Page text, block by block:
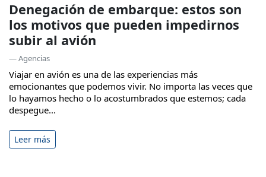
Denegación de embarque: estos son
los motivos que pueden impedirnos
subir al avión
— Agencias
Viajar en avión es una de las experiencias más
emocionantes que podemos vivir. No importa las veces que
lo hayamos hecho o lo acostumbrados que estemos; cada
despegue...
Leer más